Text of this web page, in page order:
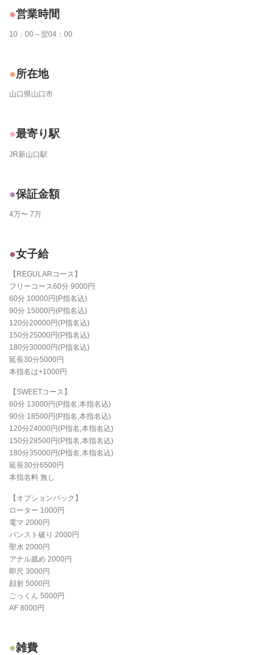
営業時間
10：00～翌04：00
所在地
山口県山口市
最寄り駅
JR新山口駅
保証金額
4万〜 7万
女子給
【REGULARコース】
フリーコース60分 9000円
60分 10000円(P指名込)
90分 15000円(P指名込)
120分20000円(P指名込)
150分25000円(P指名込)
180分30000円(P指名込)
延長30分5000円
本指名は+1000円
【SWEETコース】
60分 13000円(P指名,本指名込)
90分 18500円(P指名,本指名込)
120分24000円(P指名,本指名込)
150分28500円(P指名,本指名込)
180分35000円(P指名,本指名込)
延長30分6500円
本指名料 無し
【オプションバック】
ローター 1000円
電マ 2000円
パンスト破り 2000円
聖水 2000円
アナル舐め 2000円
即尺 3000円
顔射 5000円
ごっくん 5000円
AF 8000円
雑費